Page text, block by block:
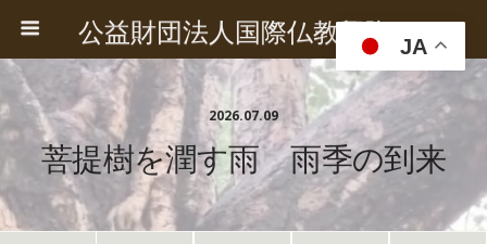
公益財団法人国際仏教興隆協会
2026.07.09
菩提樹を潤す雨 雨季の到来
JA